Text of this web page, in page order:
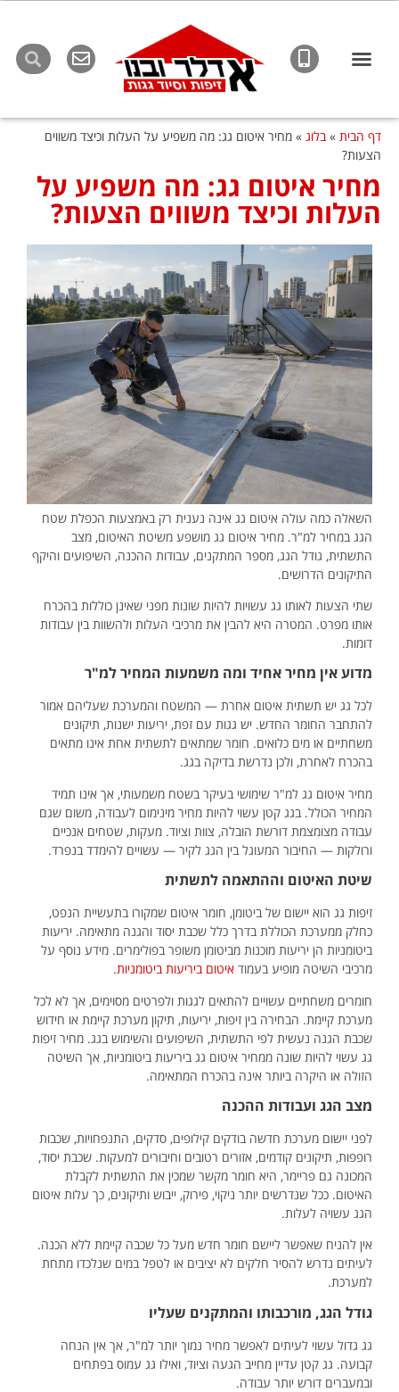
דף הבית » בלוג » מחיר איטום גג: מה משפיע על העלות וכיצד משווים
הצעות?
מחיר איטום גג: מה משפיע על
העלות וכיצד משווים הצעות?
השאלה כמה עולה איטום גג אינה נענית רק באמצעות הכפלת שטח
הגג במחיר למ"ר. מחיר איטום גג מושפע משיטת האיטום, מצב
התשתית, גודל הגג, מספר המתקנים, עבודות ההכנה, השיפועים והיקף
התיקונים הדרושים.
שתי הצעות לאותו גג עשויות להיות שונות מפני שאינן כוללות בהכרח
אותו מפרט. המטרה היא להבין את מרכיבי העלות ולהשוות בין עבודות
דומות.
מדוע אין מחיר אחיד ומה משמעות המחיר למ"ר
לכל גג יש תשתית איטום אחרת — המשטח והמערכת שעליהם אמור
להתחבר החומר החדש. יש גגות עם זפת, יריעות ישנות, תיקונים
משחתיים או מים כלואים. חומר שמתאים לתשתית אחת אינו מתאים
בהכרח לאחרת, ולכן נדרשת בדיקה בגג.
מחיר איטום גג למ"ר שימושי בעיקר בשטח משמעותי, אך אינו תמיד
המחיר הכולל. בגג קטן עשוי להיות מחיר מינימום לעבודה, משום שגם
עבודה מצומצמת דורשת הובלה, צוות וציוד. מעקות, שטחים אנכיים
ורולקות — החיבור המעוגל בין הגג לקיר — עשויים להימדד בנפרד.
שיטת האיטום וההתאמה לתשתית
זיפות גג הוא יישום של ביטומן, חומר איטום שמקורו בתעשיית הנפט,
כחלק ממערכת הכוללת בדרך כלל שכבת יסוד והגנה מתאימה. יריעות
ביטומניות הן יריעות מוכנות מביטומן משופר בפולימרים. מידע נוסף על
מרכיבי השיטה מופיע בעמוד איטום ביריעות ביטומניות.
חומרים משחתיים עשויים להתאים לגגות ולפרטים מסוימים, אך לא לכל
מערכת קיימת. הבחירה בין זיפות, יריעות, תיקון מערכת קיימת או חידוש
שכבת הגנה נעשית לפי התשתית, השיפועים והשימוש בגג. מחיר זיפות
גג עשוי להיות שונה ממחיר איטום גג ביריעות ביטומניות, אך השיטה
הזולה או היקרה ביותר אינה בהכרח המתאימה.
מצב הגג ועבודות ההכנה
לפני יישום מערכת חדשה בודקים קילופים, סדקים, התנפחויות, שכבות
רופפות, תיקונים קודמים, אזורים רטובים וחיבורים למעקות. שכבת יסוד,
המכונה גם פריימר, היא חומר מקשר שמכין את התשתית לקבלת
האיטום. ככל שנדרשים יותר ניקוי, פירוק, ייבוש ותיקונים, כך עלות איטום
הגג עשויה לעלות.
אין להניח שאפשר ליישם חומר חדש מעל כל שכבה קיימת ללא הכנה.
לעיתים נדרש להסיר חלקים לא יציבים או לטפל במים שנלכדו מתחת
למערכת.
גודל הגג, מורכבותו והמתקנים שעליו
גג גדול עשוי לעיתים לאפשר מחיר נמוך יותר למ"ר, אך אין הנחה
קבועה. גג קטן עדיין מחייב הגעה וציוד, ואילו גג עמוס בפתחים
ובמעברים דורש יותר עבודה.